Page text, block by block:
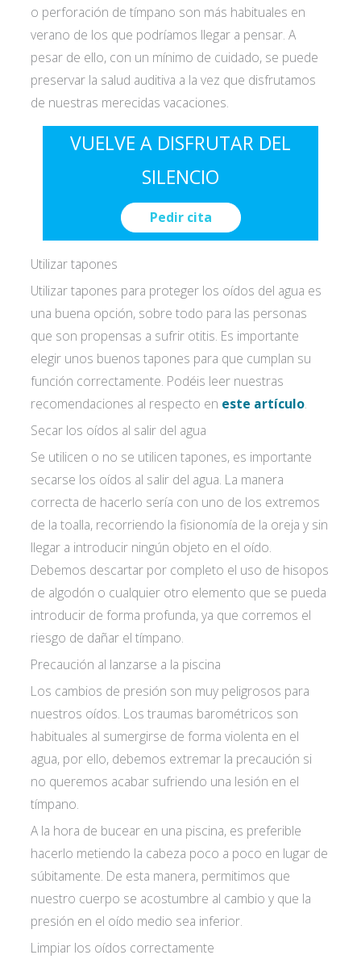
o perforación de tímpano son más habituales en
verano de los que podríamos llegar a pensar. A
pesar de ello, con un mínimo de cuidado, se puede
preservar la salud auditiva a la vez que disfrutamos
de nuestras merecidas vacaciones.
VUELVE A DISFRUTAR DEL
SILENCIO
Pedir cita
Acepto lascondiciones de política de
privacidad*
Utilizar tapones
Utilizar tapones para proteger los oídos del agua es
una buena opción, sobre todo para las personas
que son propensas a sufrir otitis. Es importante
elegir unos buenos tapones para que cumplan su
función correctamente. Podéis leer nuestras
recomendaciones al respecto en este artículo.
Secar los oídos al salir del agua
Se utilicen o no se utilicen tapones, es importante
secarse los oídos al salir del agua. La manera
correcta de hacerlo sería con uno de los extremos
de la toalla, recorriendo la fisionomía de la oreja y sin
llegar a introducir ningún objeto en el oído.
Debemos descartar por completo el uso de hisopos
de algodón o cualquier otro elemento que se pueda
introducir de forma profunda, ya que corremos el
riesgo de dañar el tímpano.
Precaución al lanzarse a la piscina
Los cambios de presión son muy peligrosos para
nuestros oídos. Los traumas barométricos son
habituales al sumergirse de forma violenta en el
agua, por ello, debemos extremar la precaución si
no queremos acabar sufriendo una lesión en el
tímpano.
A la hora de bucear en una piscina, es preferible
hacerlo metiendo la cabeza poco a poco en lugar de
súbitamente. De esta manera, permitimos que
nuestro cuerpo se acostumbre al cambio y que la
presión en el oído medio sea inferior.
Limpiar los oídos correctamente